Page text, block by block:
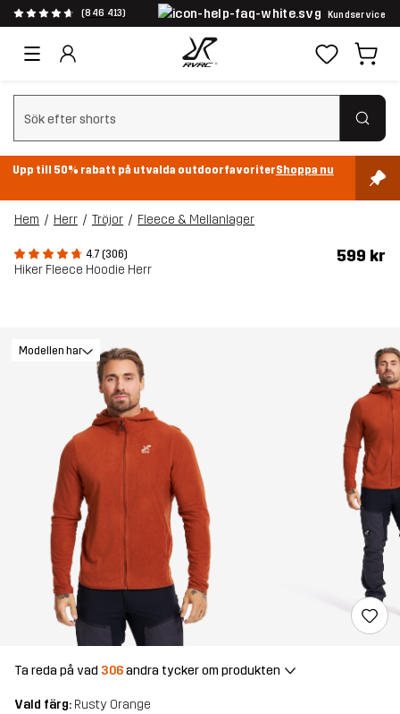
(846 413) Kundservice
Rensa sök
Upp till 50% rabatt på utvalda outdoorfavoriterShoppa nu
Hem Herr Tröjor Fleece & Mellanlager
4.7 (306)
Hiker Fleece Hoodie Herr
599 kr
Modellen har
Ta reda på vad 306andra tycker om produkten
Vald färg: Rusty Orange